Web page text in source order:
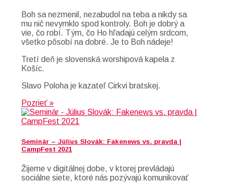
Boh sa nezmenil, nezabudol na teba a nikdy sa
mu nič nevymklo spod kontroly. Boh je dobrý a
vie, čo robí. Tým, čo Ho hľadajú celým srdcom,
všetko pôsobí na dobré. Je to Boh nádeje!
Tretí deň je slovenská worshipová kapela z
Košíc.
Slavo Poloha je kazateľ Cirkvi bratskej.
Pozrieť »
Seminár – Július Slovák: Fakenews vs. pravda |
CampFest 2021
Žijeme v digitálnej dobe, v ktorej prevládajú
sociálne siete, ktoré nás pozývajú komunikovať